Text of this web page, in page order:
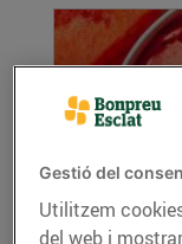
Gestió del
Utilitzem
del web i